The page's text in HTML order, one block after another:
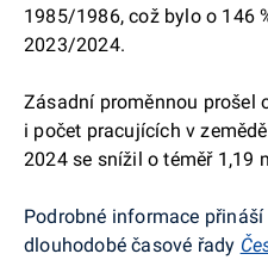
1985/1986, což bylo o 146
2023/2024.
Zásadní proměnnou prošel
i počet pracujících v
2024 se snížil o téměř 1,19
Podrobné informace přináší
dlouhodobé časové řady